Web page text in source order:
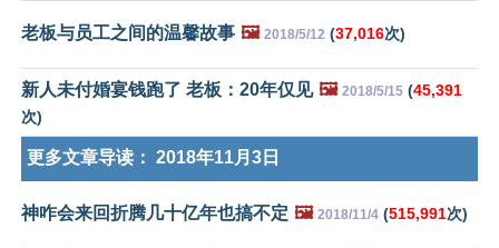
老板与员工之间的温馨故事 🖼️ 2018/5/12 (37,016次)
新人未付婚宴钱跑了 老板：20年仅见 🖼️ 2018/5/15 (45,391
次)
更多文章导读： 2018年11月3日
神咋会来回折腾几十亿年也搞不定 🖼️ 2018/11/4 (515,991次)